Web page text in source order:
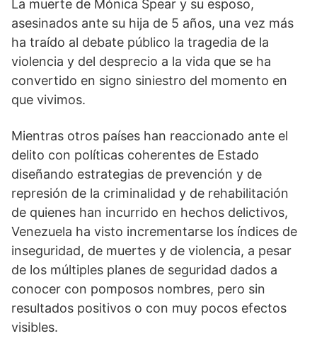
La muerte de Mónica Spear y su esposo,
asesinados ante su hija de 5 años, una vez más
ha traído al debate público la tragedia de la
violencia y del desprecio a la vida que se ha
convertido en signo siniestro del momento en
que vivimos.
Mientras otros países han reaccionado ante el
delito con políticas coherentes de Estado
diseñando estrategias de prevención y de
represión de la criminalidad y de rehabilitación
de quienes han incurrido en hechos delictivos,
Venezuela ha visto incrementarse los índices de
inseguridad, de muertes y de violencia, a pesar
de los múltiples planes de seguridad dados a
conocer con pomposos nombres, pero sin
resultados positivos o con muy pocos efectos
visibles.